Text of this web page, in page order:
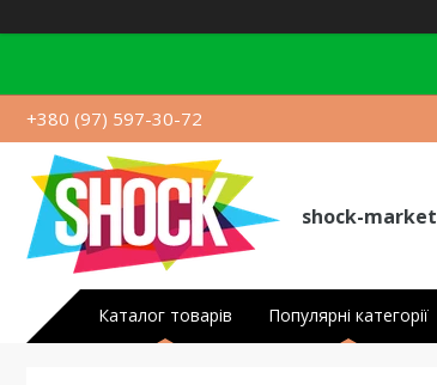
+380 (97) 597-30-72
shock-market
Каталог товарів Популярні категорії